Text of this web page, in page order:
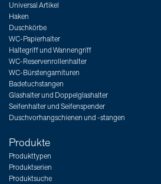
Universal Artikel
Haken
Duschkörbe
WC-Papierhalter
Haltegriff und Wannengriff
WC-Reservenrollenhalter
WC-Bürstengarnituren
Badetuchstangen
Glashalter und Doppelglashalter
Seifenhalter und Seifenspender
Duschvorhangschienen und -stangen
Produkte
Produkttypen
Produktserien
Produktsuche